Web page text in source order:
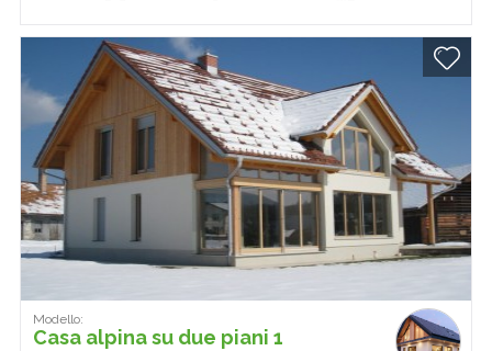
Modello:
Casa alpina su due piani 1